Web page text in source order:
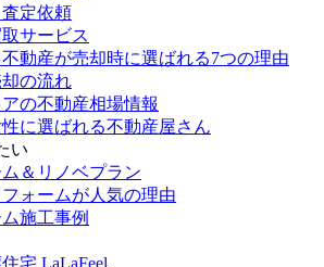
定依頼
サービス
動産が売却時に選ばれる7つの理由
の流れ
の不動産相場情報
に選ばれる不動産屋さん
い
＆リノベプラン
ォームが人気の理由
施工事例
宅 LaLaFeel